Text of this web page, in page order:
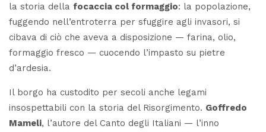
la storia della focaccia col formaggio: la popolazione,
fuggendo nell’entroterra per sfuggire agli invasori, si
cibava di ciò che aveva a disposizione — farina, olio,
formaggio fresco — cuocendo l’impasto su pietre
d’ardesia.
Il borgo ha custodito per secoli anche legami
insospettabili con la storia del Risorgimento. Goffredo
Mameli, l’autore del Canto degli Italiani — l’inno